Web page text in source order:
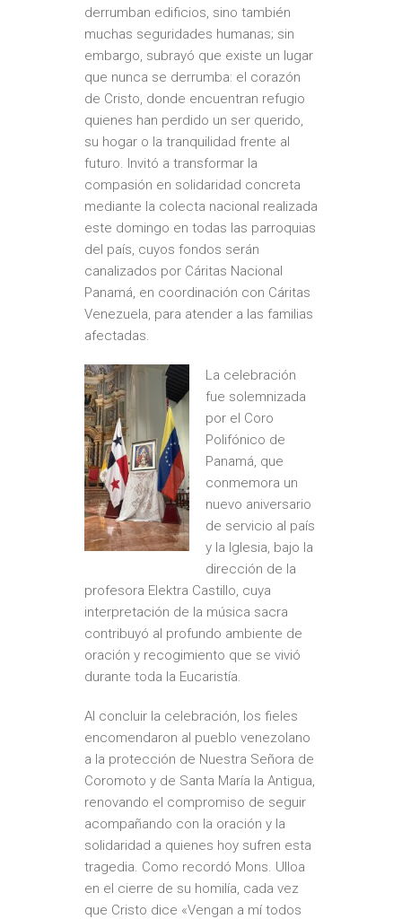
derrumban edificios, sino también
muchas seguridades humanas; sin
embargo, subrayó que existe un lugar
que nunca se derrumba: el corazón
de Cristo, donde encuentran refugio
quienes han perdido un ser querido,
su hogar o la tranquilidad frente al
futuro. Invitó a transformar la
compasión en solidaridad concreta
mediante la colecta nacional realizada
este domingo en todas las parroquias
del país, cuyos fondos serán
canalizados por Cáritas Nacional
Panamá, en coordinación con Cáritas
Venezuela, para atender a las familias
afectadas.
La celebración
fue solemnizada
por el Coro
Polifónico de
Panamá, que
conmemora un
nuevo aniversario
de servicio al país
y la Iglesia, bajo la
dirección de la
profesora Elektra Castillo, cuya
interpretación de la música sacra
contribuyó al profundo ambiente de
oración y recogimiento que se vivió
durante toda la Eucaristía.
Al concluir la celebración, los fieles
encomendaron al pueblo venezolano
a la protección de Nuestra Señora de
Coromoto y de Santa María la Antigua,
renovando el compromiso de seguir
acompañando con la oración y la
solidaridad a quienes hoy sufren esta
tragedia. Como recordó Mons. Ulloa
en el cierre de su homilía, cada vez
que Cristo dice «Vengan a mí todos